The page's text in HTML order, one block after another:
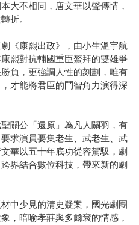
大不相同，唐文華以聲傳情，
折。
《康熙出政》，由小生溫宇航
熙對抗輔國重臣鰲拜的雙雄爭
負，更強調人性的刻劃，唯有
才能將君臣的鬥智角力演得深
關公「還原」為凡人關羽，有
求演員要集老生、武老生、武
華以五十年底功從容駕馭，劇
界結合數位科技，帶來新的劇
中少見的清史疑案，國光劇團
，暗喻孝莊與多爾袞的情感，